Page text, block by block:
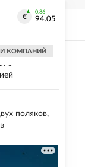
0.86
94.05
КОМПАНИЙ
заключить
с
поляков,